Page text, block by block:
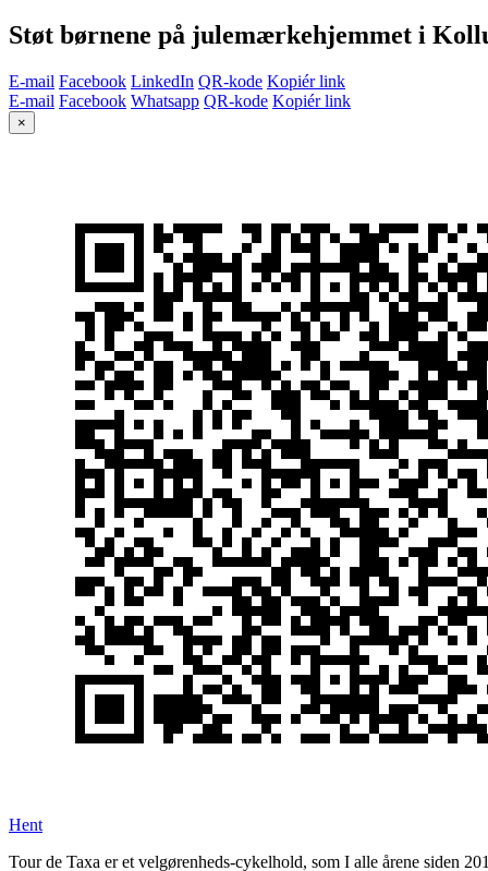
Støt børnene på julemærkehjemmet i
E-mail Facebook LinkedIn QR-kode Kopiér link
E-mail Facebook Whatsapp QR-kode Kopiér link
×
Hent
Tour de Taxa er et velgørenheds-cykelhold, som I alle årene siden